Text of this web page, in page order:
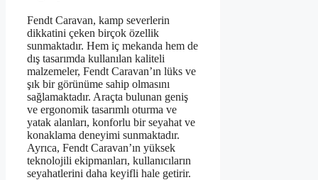
Fendt Caravan, kamp severlerin
dikkatini çeken birçok özellik
sunmaktadır. Hem iç mekanda hem de
dış tasarımda kullanılan kaliteli
malzemeler, Fendt Caravan’ın lüks ve
şık bir görünüme sahip olmasını
sağlamaktadır. Araçta bulunan geniş
ve ergonomik tasarımlı oturma ve
yatak alanları, konforlu bir seyahat ve
konaklama deneyimi sunmaktadır.
Ayrıca, Fendt Caravan’ın yüksek
teknolojili ekipmanları, kullanıcıların
seyahatlerini daha keyifli hale getirir.